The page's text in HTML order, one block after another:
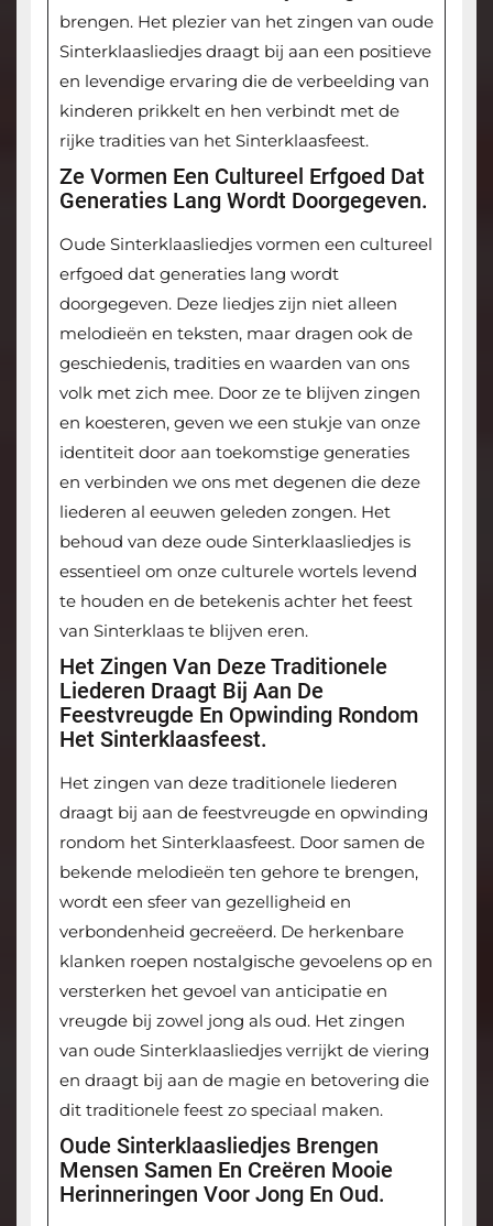
brengen. Het plezier van het zingen van oude
Sinterklaasliedjes draagt bij aan een positieve
en levendige ervaring die de verbeelding van
kinderen prikkelt en hen verbindt met de
rijke tradities van het Sinterklaasfeest.
Ze Vormen Een Cultureel Erfgoed Dat
Generaties Lang Wordt Doorgegeven.
Oude Sinterklaasliedjes vormen een cultureel
erfgoed dat generaties lang wordt
doorgegeven. Deze liedjes zijn niet alleen
melodieën en teksten, maar dragen ook de
geschiedenis, tradities en waarden van ons
volk met zich mee. Door ze te blijven zingen
en koesteren, geven we een stukje van onze
identiteit door aan toekomstige generaties
en verbinden we ons met degenen die deze
liederen al eeuwen geleden zongen. Het
behoud van deze oude Sinterklaasliedjes is
essentieel om onze culturele wortels levend
te houden en de betekenis achter het feest
van Sinterklaas te blijven eren.
Het Zingen Van Deze Traditionele
Liederen Draagt Bij Aan De
Feestvreugde En Opwinding Rondom
Het Sinterklaasfeest.
Het zingen van deze traditionele liederen
draagt bij aan de feestvreugde en opwinding
rondom het Sinterklaasfeest. Door samen de
bekende melodieën ten gehore te brengen,
wordt een sfeer van gezelligheid en
verbondenheid gecreëerd. De herkenbare
klanken roepen nostalgische gevoelens op en
versterken het gevoel van anticipatie en
vreugde bij zowel jong als oud. Het zingen
van oude Sinterklaasliedjes verrijkt de viering
en draagt bij aan de magie en betovering die
dit traditionele feest zo speciaal maken.
Oude Sinterklaasliedjes Brengen
Mensen Samen En Creëren Mooie
Herinneringen Voor Jong En Oud.